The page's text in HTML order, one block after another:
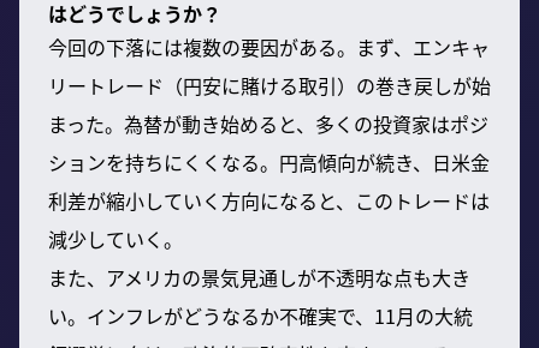
はどうでしょうか？
今回の下落には複数の要因がある。まず、エンキャ
リートレード（円安に賭ける取引）の巻き戻しが始
まった。為替が動き始めると、多くの投資家はポジ
ションを持ちにくくなる。円高傾向が続き、日米金
利差が縮小していく方向になると、このトレードは
減少していく。
また、アメリカの景気見通しが不透明な点も大き
い。インフレがどうなるか不確実で、11月の大統